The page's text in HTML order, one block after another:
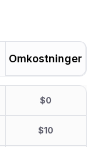
Omkostninger
$0
$10